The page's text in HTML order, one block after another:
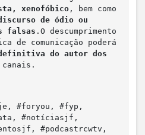
xenofóbico , bem como
de ódio ou
falsas .O descumprimento
de comunicação poderá
do autor dos
canais.
#foryou, #fyp,
#notíciasjf,
#podcastrcwtv,